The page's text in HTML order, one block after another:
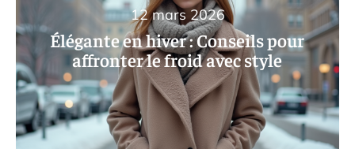
Élégante en hiver : Conseils pour
affronter le froid avec style
12 mars 2026